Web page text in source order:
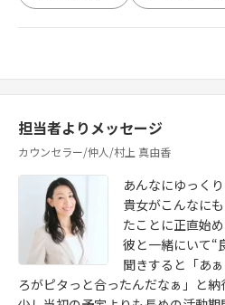
担当者よりメッセージ
カウンセラー/仲人/村上 真由香
あんなにゆっく
貴女がこんなに
たことに正直始
彼と一緒にいて“
聞きすると「あ
ろがピタっと合ったんだなぁ」と納